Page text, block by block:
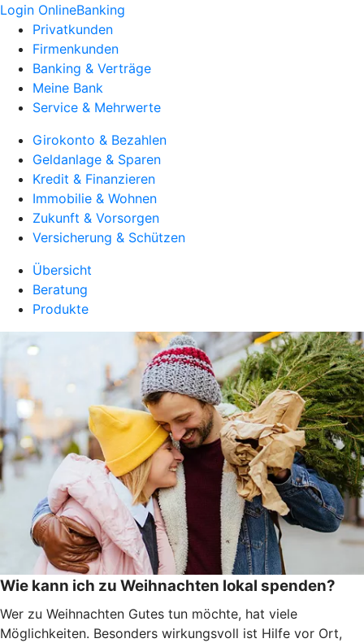
Login OnlineBanking
Privatkunden
Firmenkunden
Banking & Verträge
Meine Bank
Service & Mehrwerte
Girokonto & Bezahlen
Geldanlage & Sparen
Kredit & Finanzieren
Immobilie & Wohnen
Zukunft & Vorsorgen
Versicherung & Schützen
Übersicht
Beratung
Produkte
Wie kann ich zu Weihnachten lokal spenden?
Wer zu Weihnachten Gutes tun möchte, hat viele
Möglichkeiten. Besonders wirkungsvoll ist Hilfe vor Ort,